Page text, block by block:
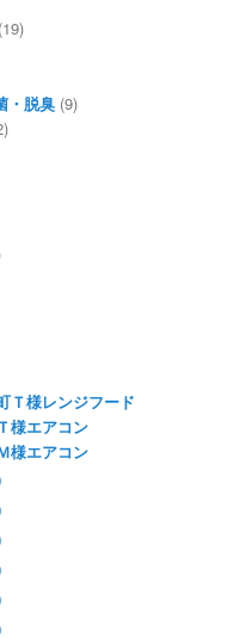
・脱臭 (9)
Ｔ様レンジフード
様エアコン
様エアコン